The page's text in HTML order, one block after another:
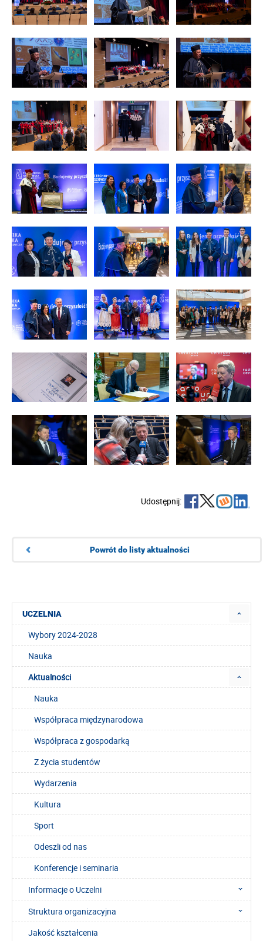
Udostępnij:
Powrót do listy aktualności
UCZELNIA
Wybory 2024-2028
Nauka
Aktualności
Nauka
Współpraca międzynarodowa
Współpraca z gospodarką
Z życia studentów
Wydarzenia
Kultura
Sport
Odeszli od nas
Konferencje i seminaria
Informacje o Uczelni
Struktura organizacyjna
Jakość kształcenia